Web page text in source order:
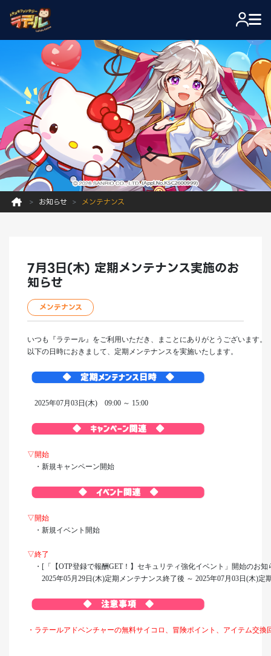
お知らせ メンテナンス
7月3日(木) 定期メンテナンス実施のお
知らせ
メンテナンス
いつも『ラテール』をご利用いただき、まことにありがとうございます。
以下の日時におきまして、定期メンテナンスを実施いたします。
2025年07月03日(木) 09:00 ～ 15:00
▽開始
・新規キャンペーン開始
▽開始
・新規イベント開始
▽終了
・[「【OTP登録で報酬GET！】セキュリティ強化イベント」開始のお知
2025年05月29日(木)定期メンテナンス終了後 ～ 2025年07月03日(木)定
・ラテールアドベンチャーの無料サイコロ、冒険ポイント、アイテム交換